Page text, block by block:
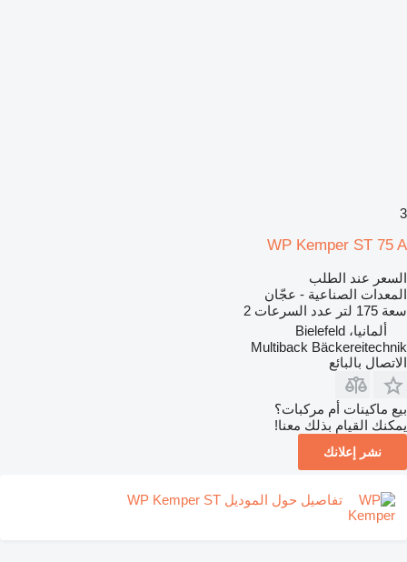
3
WP Kemper ST 75 A
السعر عند الطلب
المعدات الصناعية - عجّان
سعة 175 لتر عدد السرعات 2
ألمانيا، Bielefeld
Multiback Bäckereitechnik
الاتصال بالبائع
بيع ماكينات أم مركبات؟
يمكنك القيام بذلك معنا!
نشر إعلانك
تفاصيل حول الموديل WP Kemper ST